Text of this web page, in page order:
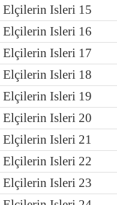
Elçilerin Isleri 15
Elçilerin Isleri 16
Elçilerin Isleri 17
Elçilerin Isleri 18
Elçilerin Isleri 19
Elçilerin Isleri 20
Elçilerin Isleri 21
Elçilerin Isleri 22
Elçilerin Isleri 23